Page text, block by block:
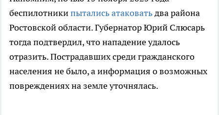
беспилотникипытались атаковатьдва района
Ростовской области. Губернатор Юрий Слюсарь
тогда подтвердил, что нападение удалось
отразить. Пострадавших среди гражданского
населения не было, а информация о возможных
повреждениях на земле уточнялась.